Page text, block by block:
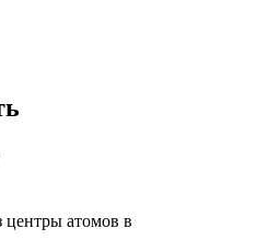
центры атомов в